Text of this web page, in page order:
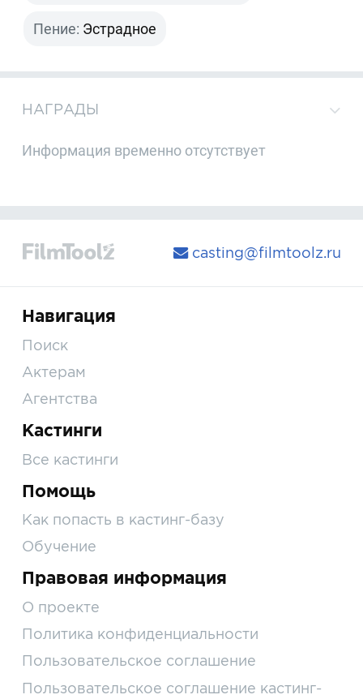
Пение: Эстрадное
НАГРАДЫ
Информация временно отсутствует
casting@filmtoolz.ru
Навигация
Поиск
Актерам
Агентства
Кастинги
Все кастинги
Помощь
Как попасть в кастинг-базу
Обучение
Правовая информация
О проекте
Политика конфиденциальности
Пользовательское соглашение
Пользовательское соглашение кастинг-